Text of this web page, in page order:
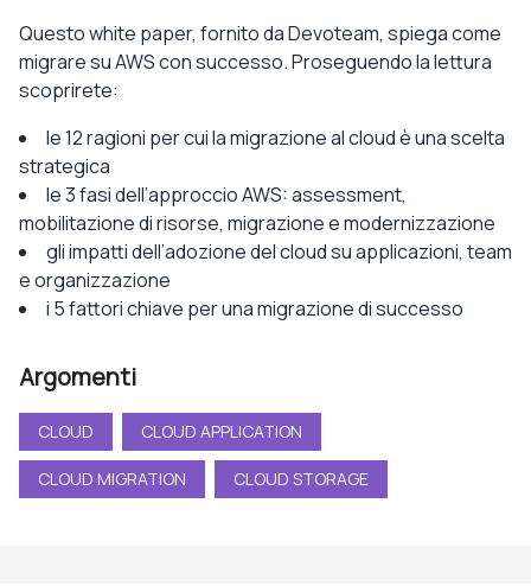
Questo white paper, fornito da Devoteam, spiega come
migrare su AWS con successo. Proseguendo la lettura
scoprirete:
le 12 ragioni per cui la migrazione al cloud è una scelta
strategica
le 3 fasi dell’approccio AWS: assessment,
mobilitazione di risorse, migrazione e modernizzazione
gli impatti dell’adozione del cloud su applicazioni, team
e organizzazione
i 5 fattori chiave per una migrazione di successo
Argomenti
CLOUD CLOUD APPLICATION
CLOUD MIGRATION CLOUD STORAGE